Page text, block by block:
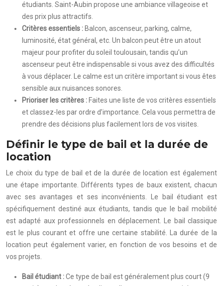
étudiants. Saint-Aubin propose une ambiance villageoise et
des prix plus attractifs.
Critères essentiels : Balcon, ascenseur, parking, calme,
luminosité, état général, etc. Un balcon peut être un atout
majeur pour profiter du soleil toulousain, tandis qu’un
ascenseur peut être indispensable si vous avez des difficultés
à vous déplacer. Le calme est un critère important si vous êtes
sensible aux nuisances sonores.
Prioriser les critères : Faites une liste de vos critères essentiels
et classez-les par ordre d’importance. Cela vous permettra de
prendre des décisions plus facilement lors de vos visites.
Définir le type de bail et la durée de
location
Le choix du type de bail et de la durée de location est également
une étape importante. Différents types de baux existent, chacun
avec ses avantages et ses inconvénients. Le bail étudiant est
spécifiquement destiné aux étudiants, tandis que le bail mobilité
est adapté aux professionnels en déplacement. Le bail classique
est le plus courant et offre une certaine stabilité. La durée de la
location peut également varier, en fonction de vos besoins et de
vos projets.
Bail étudiant :Ce type de bail est généralement plus court (9